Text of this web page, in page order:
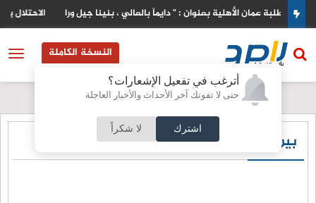
أترغب في تفعيل الإشعارات؟
حتى لا تفوتك آخر الأحداث والأخبار العاجلة
اشترك لا شكراً
ورا الاحتلال يطرح عطاء لبناء وحدات استيطانية جديدة في القدس
النسخة الكاملة
بين السطور